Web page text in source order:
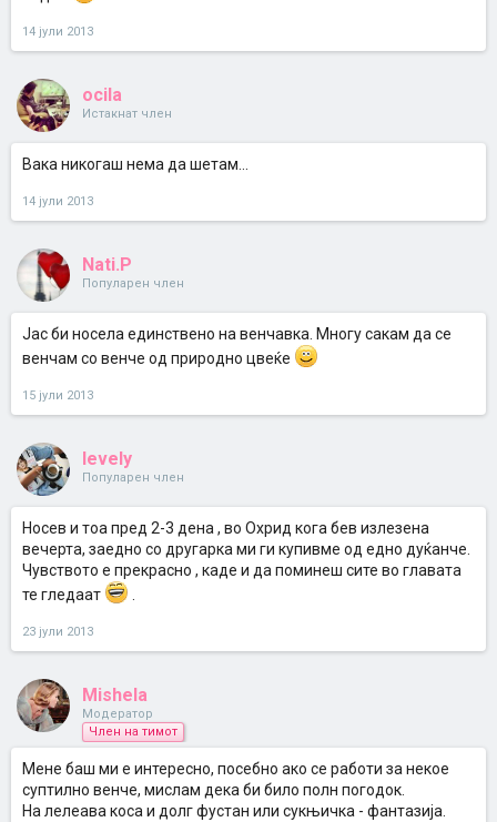
14 јули 2013
ocila
Истакнат член
Вака никогаш нема да шетам...
14 јули 2013
Nati.P
Популарен член
Јас би носела единствено на венчавка. Многу сакам да се
венчам со венче од природно цвеќе
15 јули 2013
levely
Популарен член
Носев и тоа пред 2-3 дена , во Охрид кога бев излезена
вечерта, заедно со другарка ми ги купивме од едно дуќанче.
Чувството е прекрасно , каде и да поминеш сите во главата
те гледаат
.
23 јули 2013
Mishela
Модератор
Член на тимот
Mене баш ми е интересно, посебно ако се работи за некое
суптилно венче, мислам дека би било полн погодок.
На лелеава коса и долг фустан или сукњичка - фантазија.